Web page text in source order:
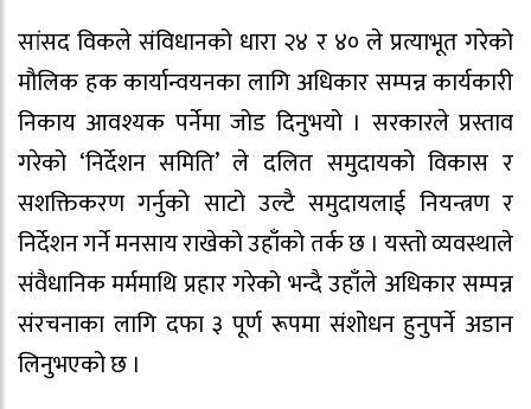
सांसद विकले संविधानको धारा २४ र ४० ले प्रत्याभूत गरेको
मौलिक हक कार्यान्वयनका लागि अधिकार सम्पन्न कार्यकारी
निकाय आवश्यक पर्नेमा जोड दिनुभयो । सरकारले प्रस्ताव
गरेको ‘निर्देशन समिति’ ले दलित समुदायको विकास र
सशक्तिकरण गर्नुको साटो उल्टै समुदायलाई नियन्त्रण र
निर्देशन गर्ने मनसाय राखेको उहाँको तर्क छ । यस्तो व्यवस्थाले
संवैधानिक मर्ममाथि प्रहार गरेको भन्दै उहाँले अधिकार सम्पन्न
संरचनाका लागि दफा ३ पूर्ण रूपमा संशोधन हुनुपर्ने अडान
लिनुभएको छ ।